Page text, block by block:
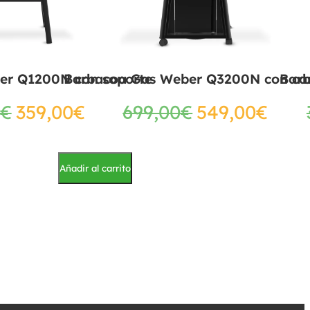
Q1200N con soporte
€359,00€
Barbacoa Gas Weber Q3200N con
699,00€549,00€
Añadir al carrito